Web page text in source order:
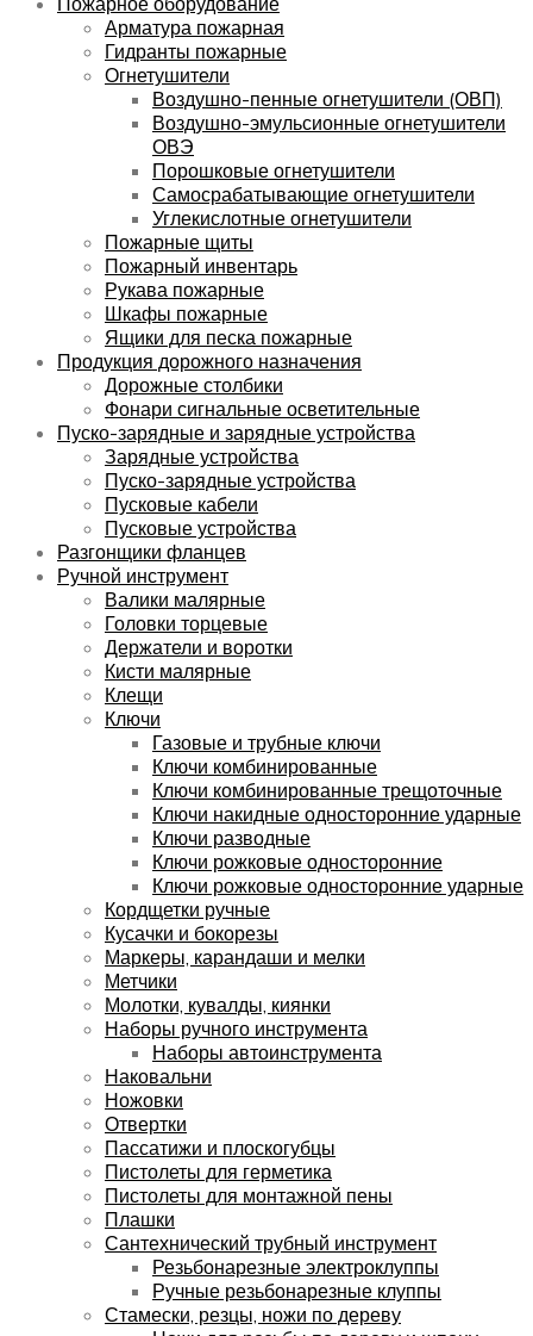
Арматура пожарная
Гидранты пожарные
Огнетушители
Воздушно-пенные огнетушители (ОВП)
Воздушно-эмульсионные огнетушители
ОВЭ
Порошковые огнетушители
Самосрабатывающие огнетушители
Углекислотные огнетушители
Пожарные щиты
Пожарный инвентарь
Рукава пожарные
Шкафы пожарные
Ящики для песка пожарные
Продукция дорожного назначения
Дорожные столбики
Фонари сигнальные осветительные
Пуско-зарядные и зарядные устройства
Зарядные устройства
Пуско-зарядные устройства
Пусковые кабели
Пусковые устройства
Разгонщики фланцев
Ручной инструмент
Валики малярные
Головки торцевые
Держатели и воротки
Кисти малярные
Клещи
Ключи
Газовые и трубные ключи
Ключи комбинированные
Ключи комбинированные трещоточные
Ключи накидные односторонние ударные
Ключи разводные
Ключи рожковые односторонние
Ключи рожковые односторонние ударные
Кордщетки ручные
Кусачки и бокорезы
Маркеры, карандаши и мелки
Метчики
Молотки, кувалды, киянки
Наборы ручного инструмента
Наборы автоинструмента
Наковальни
Ножовки
Отвертки
Пассатижи и плоскогубцы
Пистолеты для герметика
Пистолеты для монтажной пены
Плашки
Сантехнический трубный инструмент
Резьбонарезные электроклуппы
Ручные резьбонарезные клуппы
Стамески, резцы, ножи по дереву